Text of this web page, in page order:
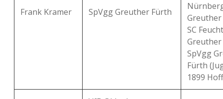
Frank Kramer SpVgg Greuther Fürth
Greuther
SC
SpVgg
Fürth
1899